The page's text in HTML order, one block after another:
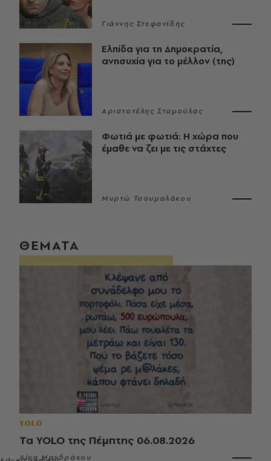
Γιάννης Στεφανίδης
Ελπίδα για τη Δημοκρατία,
ανησυχία για το μέλλον (της)
Αριστοτέλης Σταμούλας
Φωτιά με φωτιά: Η χώρα που
έμαθε να ζει με τις στάχτες
Μυρτώ Τσουμαλάκου
ΘΕΜΑΤΑ
YOLO
Τα YOLO της Πέμπτης 06.08.2026
Λίνα Μανδράκου